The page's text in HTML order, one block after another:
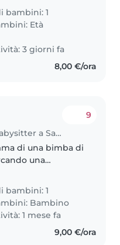
e
3 anni, gli piace
cosa, io
bambini: 1
Età
3 giorni fa
8,00 €/ora
Lavoro per babysitter a Sassari
9
di una bimba di
una
è chiuso.. e poi
ora in..
bambini: 1
Bambino
1 mese fa
9,00 €/ora